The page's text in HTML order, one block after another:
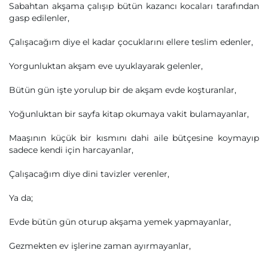
Sabahtan akşama çalışıp bütün kazancı kocaları tarafından
gasp edilenler,
Çalışacağım diye el kadar çocuklarını ellere teslim edenler,
Yorgunluktan akşam eve uyuklayarak gelenler,
Bütün gün işte yorulup bir de akşam evde koşturanlar,
Yoğunluktan bir sayfa kitap okumaya vakit bulamayanlar,
Maaşının küçük bir kısmını dahi aile bütçesine koymayıp
sadece kendi için harcayanlar,
Çalışacağım diye dini tavizler verenler,
Ya da;
Evde bütün gün oturup akşama yemek yapmayanlar,
Gezmekten ev işlerine zaman ayırmayanlar,